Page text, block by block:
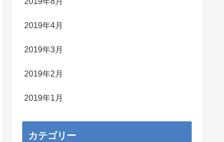
2019年4月
2019年3月
2019年2月
2019年1月
カテゴリー